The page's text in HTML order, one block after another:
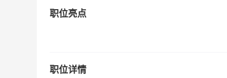
职位亮点
职位详情